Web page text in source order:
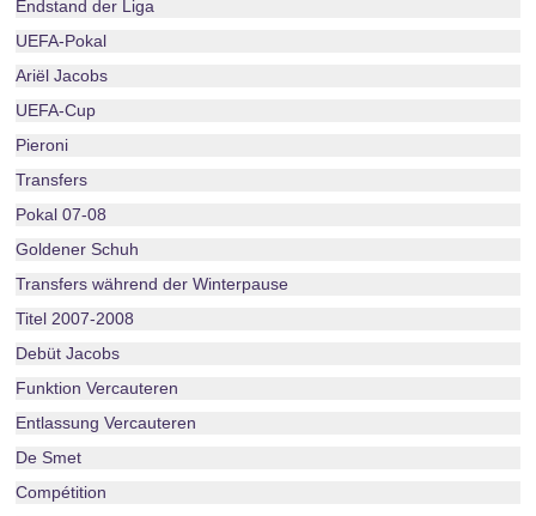
Endstand der Liga
UEFA-Pokal
Ariël Jacobs
UEFA-Cup
Pieroni
Transfers
Pokal 07-08
Goldener Schuh
Transfers während der Winterpause
Titel 2007-2008
Debüt Jacobs
Funktion Vercauteren
Entlassung Vercauteren
De Smet
Compétition